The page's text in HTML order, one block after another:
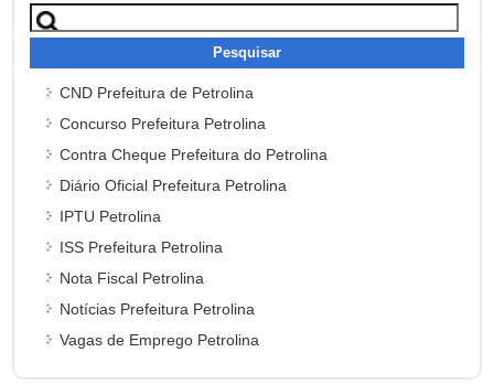
Pesquisar
por:
CND Prefeitura de Petrolina
Concurso Prefeitura Petrolina
Contra Cheque Prefeitura do Petrolina
Diário Oficial Prefeitura Petrolina
IPTU Petrolina
ISS Prefeitura Petrolina
Nota Fiscal Petrolina
Notícias Prefeitura Petrolina
Vagas de Emprego Petrolina